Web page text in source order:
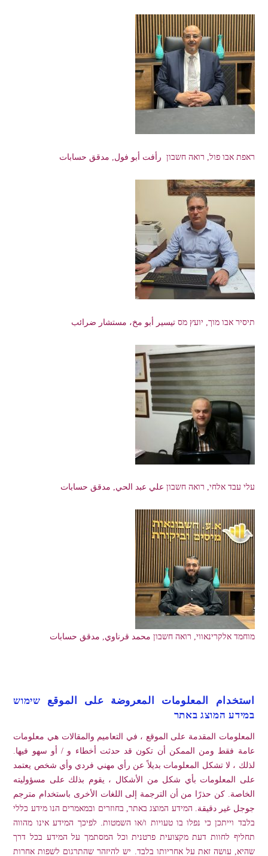
ראפת אבו פול, רואה חשבון رأفت أبو فول, مدقق حسابات
תיסיר אבו מוך, יועץ מס تيسير أبو مخ، مستشار ضرائب
עלי עבד אלחי, רואה חשבון علي عبد الحي, مدقق حسابات
מוחמד אלקרינאווי, רואה חשבון محمد قرناوي, مدقق حسابات
استخدام المعلومات المعروضة على الموقع שימוש
במידע המוצג באתר
المعلومات المقدمة على الموقع ، في التعاميم والمقالات هي معلومات
عامة فقط ومن الممكن أن تكون قد حدثت أخطاء و / أو سهو فيها.
لذلك ، لا تشكل المعلومات بديلاً عن رأي مهني فردي وأي شخص يعتمد
على المعلومات بأي شكل من الأشكال ، يقوم بذلك على مسؤوليته
الخاصة. كن حذرًا من أن الترجمة إلى اللغات الأخرى باستخدام مترجم
جوجل غير دقيقة. המידע המוצג באתר, בחוזרים ובמאמרים הנו מידע כללי
בלבד וייתכן כי נפלו בו טעויות ו/או השמטות. לפיכך המידע אינו מהווה
תחליף לחוות דעת מקצועית פרטנית וכל המסתמך על המידע בכל דרך
שהיא, עושה זאת על אחריותו בלבד. יש להיזהר שהתרגום לשפות אחרות